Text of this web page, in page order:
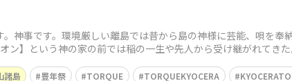
神事です。環境厳しい離島では昔から島の神様に芸能、唄を
ン】という神の家の前では稲の一生や先人から受け継がれてき
諸島 豊年祭 TORQUE TORQUEKYOCERA